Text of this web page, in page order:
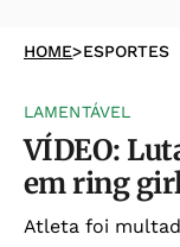
HOME>ESPORTES
LAMENTÁVEL
VÍDEO:
em ring
Atleta foi